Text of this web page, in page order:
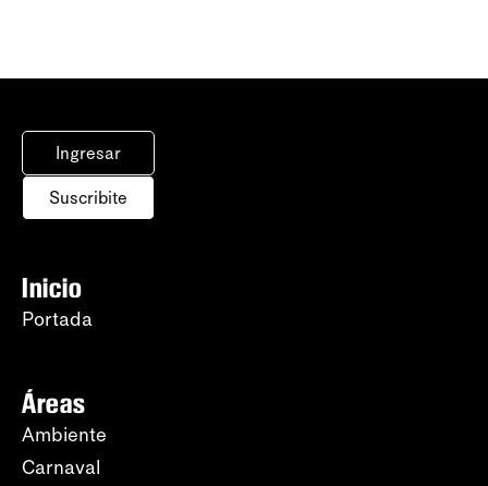
Ingresar
Suscribite
Inicio
Portada
Áreas
Ambiente
Carnaval